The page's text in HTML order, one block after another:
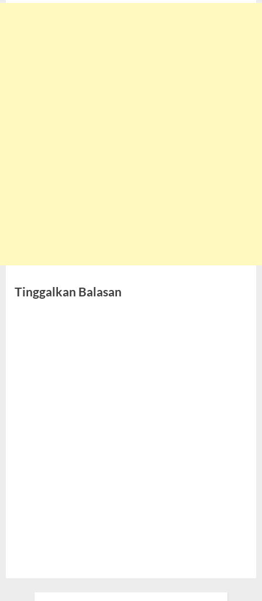
Tinggalkan Balasan